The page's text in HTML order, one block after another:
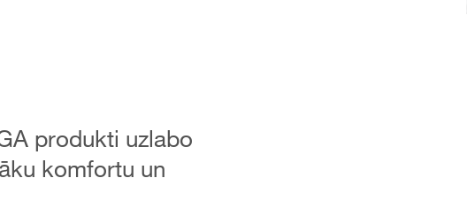
produkti uzlabo
komfortu un